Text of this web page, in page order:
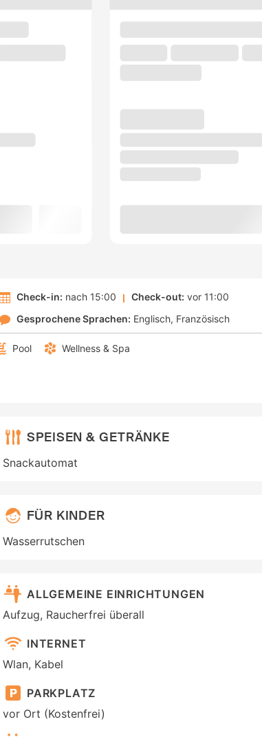
Check-in: nach 15:00 Check-out: vor 11:00
Gesprochene Sprachen: Englisch Französisch
Pool Wellness & Spa
SPEISEN & GETRÄNKE
Snackautomat
FÜR KINDER
Wasserrutschen
ALLGEMEINE EINRICHTUNGEN
Aufzug, Raucherfrei überall
INTERNET
Wlan, Kabel
PARKPLATZ
vor Ort (Kostenfrei)